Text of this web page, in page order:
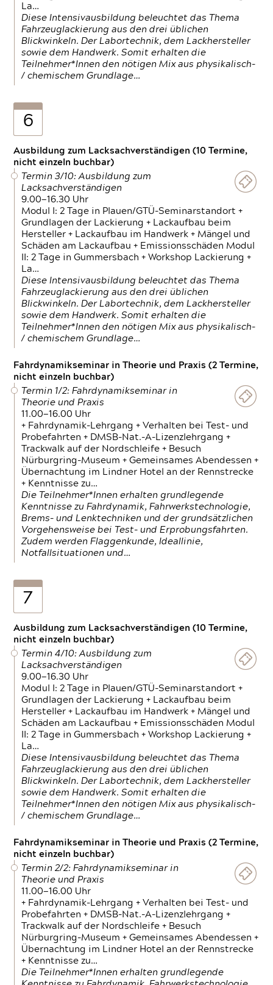
La…
Diese Intensivausbildung beleuchtet das Thema
Fahrzeuglackierung aus den drei üblichen
Blickwinkeln. Der Labortechnik, dem Lackhersteller
sowie dem Handwerk. Somit erhalten die
Teilnehmer*Innen den nötigen Mix aus physikalisch-
/ chemischem Grundlage…
6
Ausbildung zum Lacksachverständigen (10 Termine,
nicht einzeln buchbar)
Termin 3/10: Ausbildung zum
Lacksachverständigen
9.00—16.30 Uhr
Modul I: 2 Tage in Plauen/GTÜ-Seminarstandort +
Grundlagen der Lackierung + Lackaufbau beim
Hersteller + Lackaufbau im Handwerk + Mängel und
Schäden am Lackaufbau + Emissionsschäden Modul
II: 2 Tage in Gummersbach + Workshop Lackierung +
La…
Diese Intensivausbildung beleuchtet das Thema
Fahrzeuglackierung aus den drei üblichen
Blickwinkeln. Der Labortechnik, dem Lackhersteller
sowie dem Handwerk. Somit erhalten die
Teilnehmer*Innen den nötigen Mix aus physikalisch-
/ chemischem Grundlage…
Fahrdynamikseminar in Theorie und Praxis (2 Termine,
nicht einzeln buchbar)
Termin 1/2: Fahrdynamikseminar in
Theorie und Praxis
11.00—16.00 Uhr
+ Fahrdynamik-Lehrgang + Verhalten bei Test- und
Probefahrten + DMSB-Nat.-A-Lizenzlehrgang +
Trackwalk auf der Nordschleife + Besuch
Nürburgring-Museum + Gemeinsames Abendessen +
Übernachtung im Lindner Hotel an der Rennstrecke
+ Kenntnisse zu…
Die Teilnehmer*Innen erhalten grundlegende
Kenntnisse zu Fahrdynamik, Fahrwerkstechnologie,
Brems- und Lenktechniken und der grundsätzlichen
Vorgehensweise bei Test- und Erprobungsfahrten.
Zudem werden Flaggenkunde, Ideallinie,
Notfallsituationen und…
7
Ausbildung zum Lacksachverständigen (10 Termine,
nicht einzeln buchbar)
Termin 4/10: Ausbildung zum
Lacksachverständigen
9.00—16.30 Uhr
Modul I: 2 Tage in Plauen/GTÜ-Seminarstandort +
Grundlagen der Lackierung + Lackaufbau beim
Hersteller + Lackaufbau im Handwerk + Mängel und
Schäden am Lackaufbau + Emissionsschäden Modul
II: 2 Tage in Gummersbach + Workshop Lackierung +
La…
Diese Intensivausbildung beleuchtet das Thema
Fahrzeuglackierung aus den drei üblichen
Blickwinkeln. Der Labortechnik, dem Lackhersteller
sowie dem Handwerk. Somit erhalten die
Teilnehmer*Innen den nötigen Mix aus physikalisch-
/ chemischem Grundlage…
Fahrdynamikseminar in Theorie und Praxis (2 Termine,
nicht einzeln buchbar)
Termin 2/2: Fahrdynamikseminar in
Theorie und Praxis
11.00—16.00 Uhr
+ Fahrdynamik-Lehrgang + Verhalten bei Test- und
Probefahrten + DMSB-Nat.-A-Lizenzlehrgang +
Trackwalk auf der Nordschleife + Besuch
Nürburgring-Museum + Gemeinsames Abendessen +
Übernachtung im Lindner Hotel an der Rennstrecke
+ Kenntnisse zu…
Die Teilnehmer*Innen erhalten grundlegende